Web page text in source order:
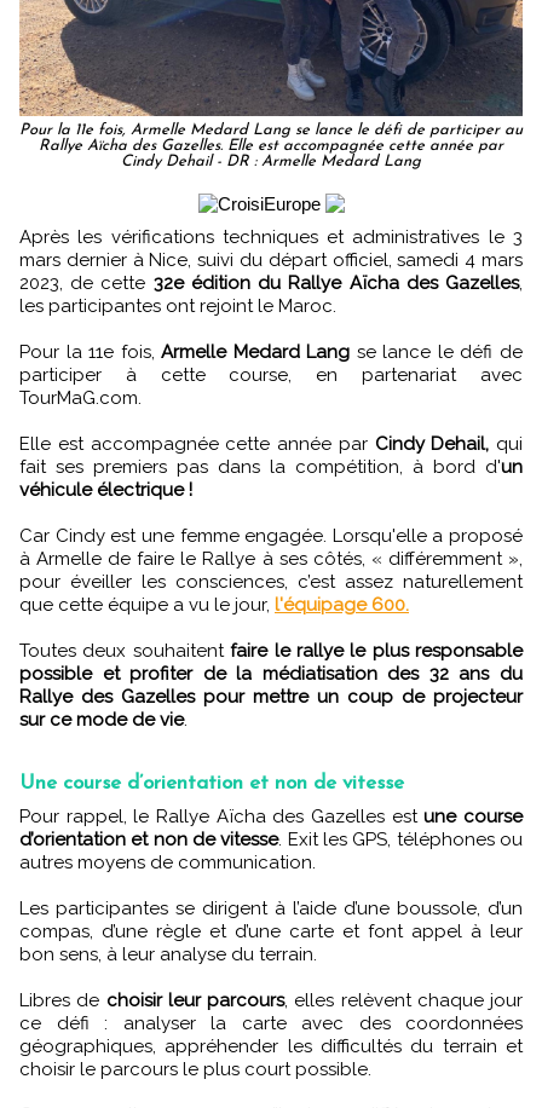
Pour la 11e fois, Armelle Medard Lang se lance le défi de participer au
Rallye Aïcha des Gazelles. Elle est accompagnée cette année par
Cindy Dehail - DR : Armelle Medard Lang
Après les vérifications techniques et administratives le 3
mars dernier à Nice, suivi du départ officiel, samedi 4 mars
2023, de cette 32e édition du Rallye Aïcha des Gazelles,
les participantes ont rejoint le Maroc.
Pour la 11e fois,Armelle Medard Lang se lance le défi de
participer à cette course, en partenariat avec
TourMaG.com.
Elle est accompagnée cette année par Cindy Dehail, qui
fait ses premiers pas dans la compétition, à bord d'un
véhicule électrique !
Car Cindy est une femme engagée. Lorsqu'elle a proposé
à Armelle de faire le Rallye à ses côtés, « différemment »,
pour éveiller les consciences, c’est assez naturellement
que cette équipe a vu le jour, l'équipage 600.
Toutes deux souhaitentfaire le rallye le plus responsable
possible et profiter de la médiatisation des 32 ans du
Rallye des Gazelles pour mettre un coup de projecteur
sur ce mode de vie.
Une course d’orientation et non de vitesse
Pour rappel, le Rallye Aïcha des Gazelles estune course
d’orientation et non de vitesse. Exit les GPS, téléphones ou
autres moyens de communication.
Les participantes se dirigent à l’aide d’une boussole, d’un
compas, d’une règle et d’une carte et font appel à leur
bon sens, à leur analyse du terrain.
Libres de choisir leur parcours, elles relèvent chaque jour
ce défi : analyser la carte avec des coordonnées
géographiques, appréhender les difficultés du terrain et
choisir le parcours le plus court possible.